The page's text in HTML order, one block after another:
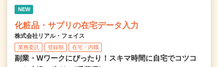
NEW
化粧品・サプリの在宅データ入力
株式会社リアル・フェイス
業務委託 登録制 在宅・内職
副業・Wワークにぴったり！スキマ時間に自宅でコツコ